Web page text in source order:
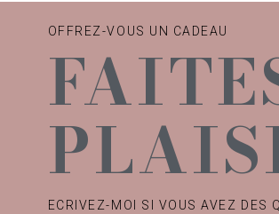
OFFREZ-VOUS UN CADEAU
ECRIVEZ-MOI SI VOUS AVEZ DES